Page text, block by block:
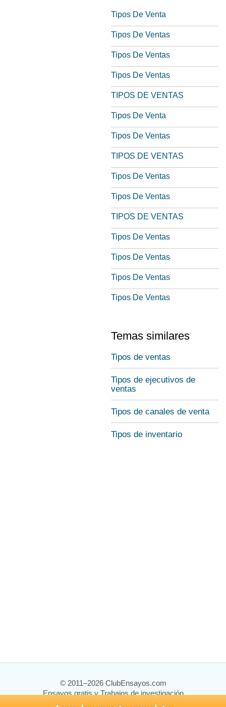
Tipos De Venta
Tipos De Ventas
Tipos De Ventas
Tipos De Ventas
TIPOS DE VENTAS
Tipos De Venta
Tipos De Ventas
TIPOS DE VENTAS
Tipos De Ventas
Tipos De Ventas
TIPOS DE VENTAS
Tipos De Ventas
Tipos De Ventas
Tipos De Ventas
Tipos De Ventas
Temas similares
Tipos de ventas
Tipos de ejecutivos de
ventas
Tipos de canales de venta
Tipos de inventario
© 2011–2026 ClubEnsayos.com
Ensayos gratis y Trabajos de investigación